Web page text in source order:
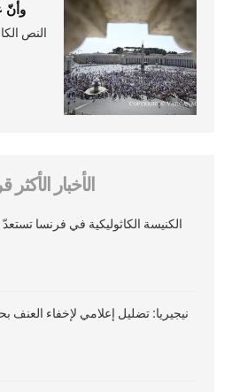
وأنّ
النص
الأخبار الأكثر
الكنيسة الكاثوليكية في فرنسا تستعدّ
نيجيريا: تضليل إعلامي لإخفاء العنف